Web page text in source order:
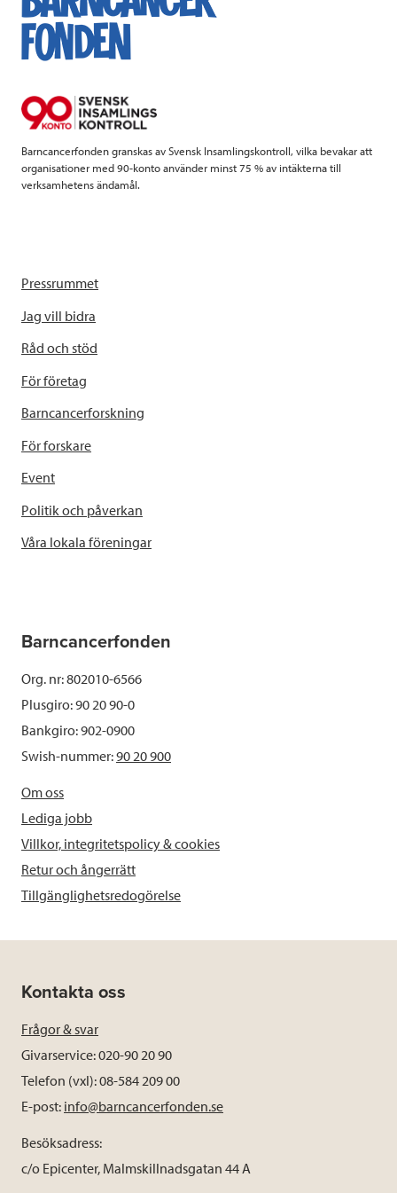
Barncancerfonden granskas av Svensk Insamlingskontroll, vilka bevakar att
organisationer med 90-konto använder minst 75 % av intäkterna till
verksamhetens ändamål.
Pressrummet
Jag vill bidra
Råd och stöd
För företag
Barncancerforskning
För forskare
Event
Politik och påverkan
Våra lokala föreningar
Barncancerfonden
Org. nr: 802010-6566
Plusgiro: 90 20 90-0
Bankgiro: 902-0900
Swish-nummer:90 20 900
Om oss
Lediga jobb
Villkor, integritetspolicy & cookies
Retur och ångerrätt
Tillgänglighetsredogörelse
Kontakta oss
Frågor & svar
Givarservice: 020-90 20 90
Telefon (vxl): 08-584 209 00
E-post: info@barncancerfonden.se
Besöksadress:
c/o Epicenter, Malmskillnadsgatan 44 A